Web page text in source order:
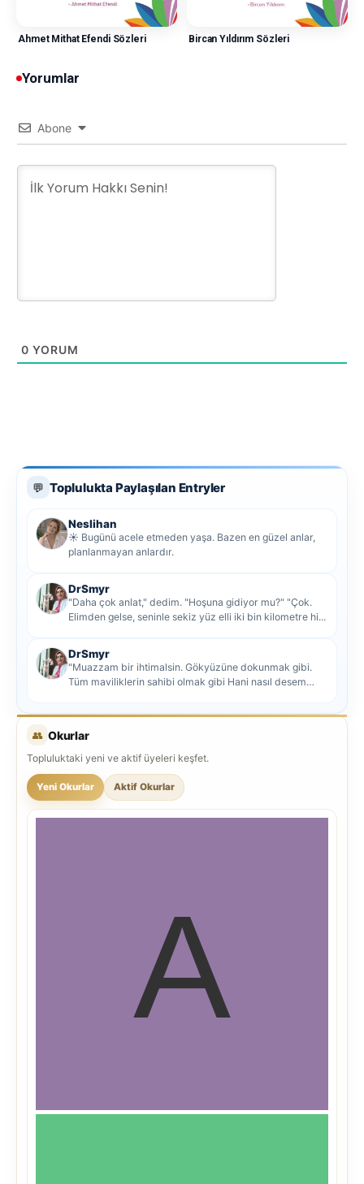
Ahmet Mithat Efendi Sözleri Bircan Yıldırım Sözleri
Yorumlar
Abone
0 YORUM
💬 Toplulukta Paylaşılan Entryler
Neslihan
☀️ Bugünü acele etmeden yaşa. Bazen en güzel anlar,
planlanmayan anlardır.
DrSmyr
"Daha çok anlat," dedim. "Hoşuna gidiyor mu?" "Çok.
Elimden gelse, seninle sekiz yüz elli iki bin kilometre hi...
DrSmyr
"Muazzam bir ihtimalsin. Gökyüzüne dokunmak gibi.
Tüm maviliklerin sahibi olmak gibi Hani nasıl desem
👥 Okurlar
Topluluktaki yeni ve aktif üyeleri keşfet.
Yeni Okurlar Aktif Okurlar